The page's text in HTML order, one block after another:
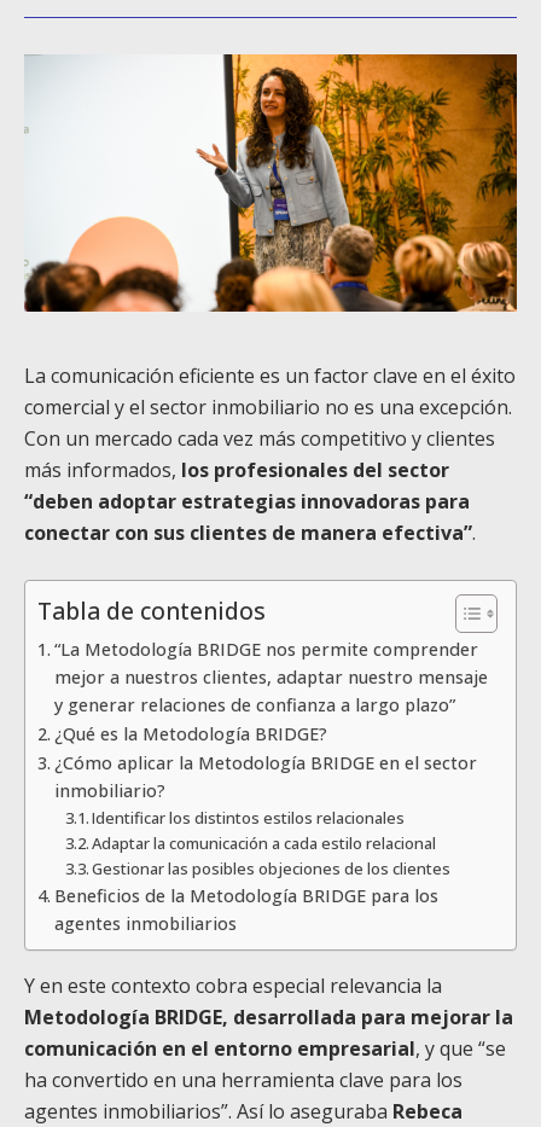
La comunicación eficiente es un factor clave en el éxito
comercial y el sector inmobiliario no es una excepción.
Con un mercado cada vez más competitivo y clientes
más informados, los profesionales del sector
“deben adoptar estrategias innovadoras para
conectar con sus clientes de manera efectiva”.
Tabla de contenidos
“La Metodología BRIDGE nos permite comprender
mejor a nuestros clientes, adaptar nuestro mensaje
y generar relaciones de confianza a largo plazo”
¿Qué es la Metodología BRIDGE?
¿Cómo aplicar la Metodología BRIDGE en el sector
inmobiliario?
Identificar los distintos estilos relacionales
Adaptar la comunicación a cada estilo relacional
Gestionar las posibles objeciones de los clientes
Beneficios de la Metodología BRIDGE para los
agentes inmobiliarios
Y en este contexto cobra especial relevancia la
Metodología BRIDGE, desarrollada para mejorar la
comunicación en el entorno empresarial, y que “se
ha convertido en una herramienta clave para los
agentes inmobiliarios”. Así lo aseguraba Rebeca